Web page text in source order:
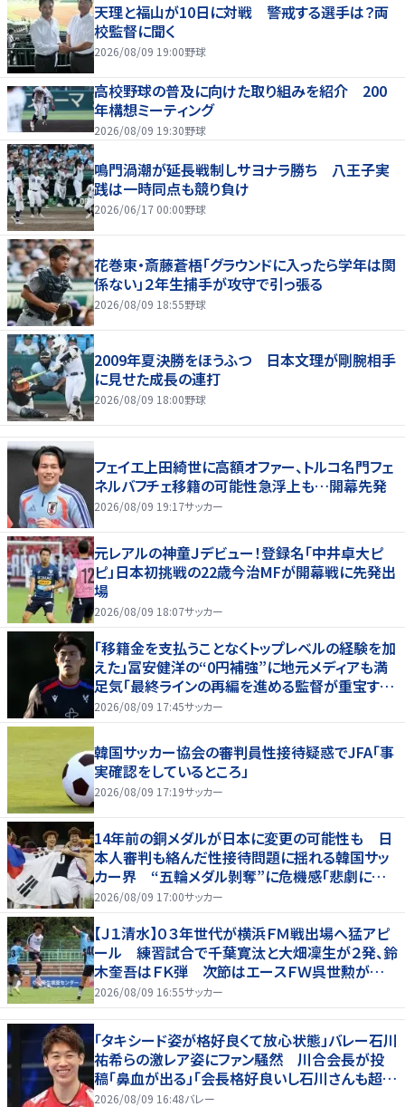
天理と福山が10日に対戦 警戒する選手は？両
校監督に聞く
2026/08/09 19:00野球
高校野球の普及に向けた取り組みを紹介 200
年構想ミーティング
2026/08/09 19:30野球
鳴門渦潮が延長戦制しサヨナラ勝ち 八王子実
践は一時同点も競り負け
2026/06/17 00:00野球
花巻東・斎藤蒼梧「グラウンドに入ったら学年は関
係ない」２年生捕手が攻守で引っ張る
2026/08/09 18:55野球
2009年夏決勝をほうふつ 日本文理が剛腕相手
に見せた成長の連打
2026/08/09 18:00野球
フェイエ上田綺世に高額オファー、トルコ名門フェ
ネルバフチェ移籍の可能性急浮上も…開幕先発
2026/08/09 19:17サッカー
元レアルの神童Ｊデビュー！登録名「中井卓大ピ
ピ」日本初挑戦の22歳今治MFが開幕戦に先発出
場
2026/08/09 18:07サッカー
「移籍金を支払うことなくトップレベルの経験を加
えた」冨安健洋の“0円補強”に地元メディアも満
足気「最終ラインの再編を進める監督が重宝する
柔軟性を備えている」
2026/08/09 17:45サッカー
韓国サッカー協会の審判員性接待疑惑でJFA「事
実確認をしているところ」
2026/08/09 17:19サッカー
14年前の銅メダルが日本に変更の可能性も 日
本人審判も絡んだ性接待問題に揺れる韓国サッ
カー界 “五輪メダル剝奪”に危機感「悲劇に見
舞われる」
2026/08/09 17:00サッカー
【Ｊ１清水】０３年世代が横浜ＦＭ戦出場へ猛アピ
ール 練習試合で千葉寛汰と大畑凜生が２発、鈴
木奎吾はＦＫ弾 次節はエースＦＷ呉世勲が出
場停止
2026/08/09 16:55サッカー
「タキシード姿が格好良くて放心状態」バレー石川
祐希らの激レア姿にファン騒然 川合会長が投
稿「鼻血が出る」「会長格好良いし石川さんも超格
好いい」
2026/08/09 16:48バレー